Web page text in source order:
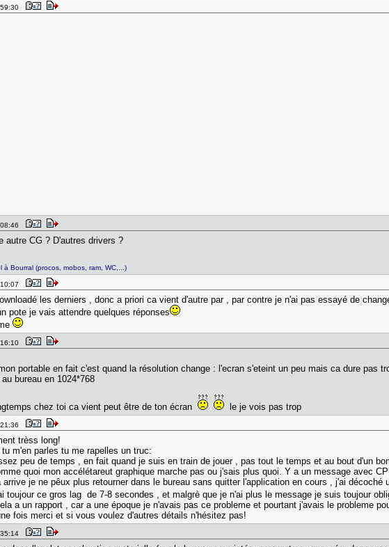
autre CG ? D'autres drivers ?
Bourral (procos, mobos, ram, WC,...)
les derniers , donc a priori ca vient d'autre par , par contre je n'ai pas essayé de
pote je vais attendre quelques réponses
portable en fait c'est quand la résolution change : l'ecran s'eteint un peu mais ca dure pas
bureau en 1024*768
chez toi ca vient peut être de ton écran
le je vois pas trop
trèss long!
m'en parles tu me rapelles un truc:
peu de temps , en fait quand je suis en train de jouer , pas tout le temps et au bout d'un
quoi mon accélétareut graphique marche pas ou j'sais plus quoi. Y a un message avec
je ne pêux plus retourner dans le bureau sans quitter l'application en cours , j'ai
toujour ce gros lag de 7-8 secondes , et malgrè que je n'ai plus le message je suis toujour
a un rapport , car a une époque je n'avais pas ce probleme et pourtant j'avais le probleme
fois merci et si vous voulez d'autres détails n'hésitez pas!